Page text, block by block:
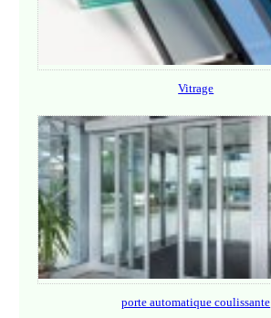
Vitrage
porte automatique coulissante